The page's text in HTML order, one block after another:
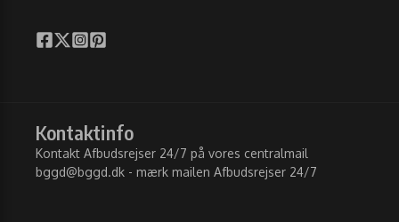
Kontaktinfo
Kontakt Afbudsrejser 24/7 på vores centralmail
bggd@bggd.dk - mærk mailen Afbudsrejser 24/7